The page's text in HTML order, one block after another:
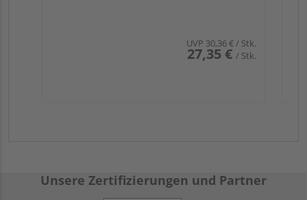
UVP 30,36 €/ Stk.
27,35 € / Stk.
Unsere Zertifizierungen und Partner